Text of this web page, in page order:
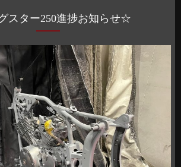
スター250進捗お知らせ☆